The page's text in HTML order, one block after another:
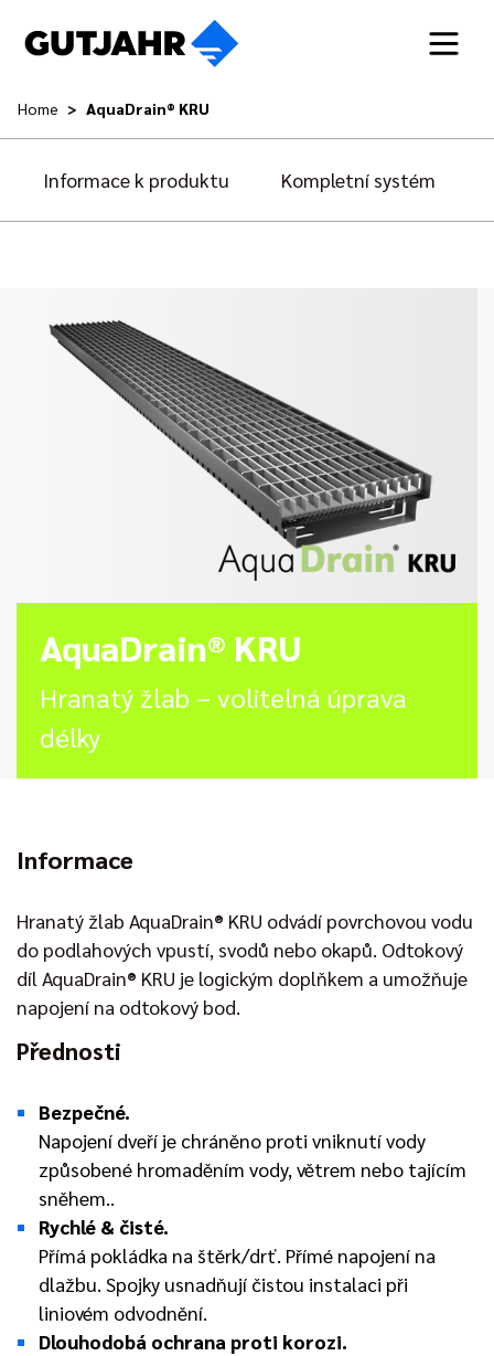
Home AquaDrain® KRU
Informace k produktu Kompletní systém
AquaDrain® KRU
Hranatý žlab – volitelná úprava
délky
Informace
Hranatý žlab AquaDrain® KRU odvádí povrchovou vodu
do podlahových vpustí, svodů nebo okapů. Odtokový
díl AquaDrain® KRU je logickým doplňkem a umožňuje
napojení na odtokový bod.
Přednosti
Bezpečné.
Napojení dveří je chráněno proti vniknutí vody
způsobené hromaděním vody, větrem nebo tajícím
sněhem..
Rychlé & čisté.
Přímá pokládka na štěrk/drť. Přímé napojení na
dlažbu. Spojky usnadňují čistou instalaci při
liniovém odvodnění.
Dlouhodobá ochrana proti korozi.